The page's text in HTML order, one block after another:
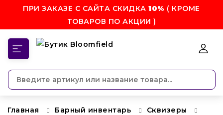
ПРИ ЗАКАЗЕ С САЙТА СКИДКА10% ( КРОМЕ
ТОВАРОВ ПО АКЦИИ )
Главная Барный инвентарь
Сквизеры